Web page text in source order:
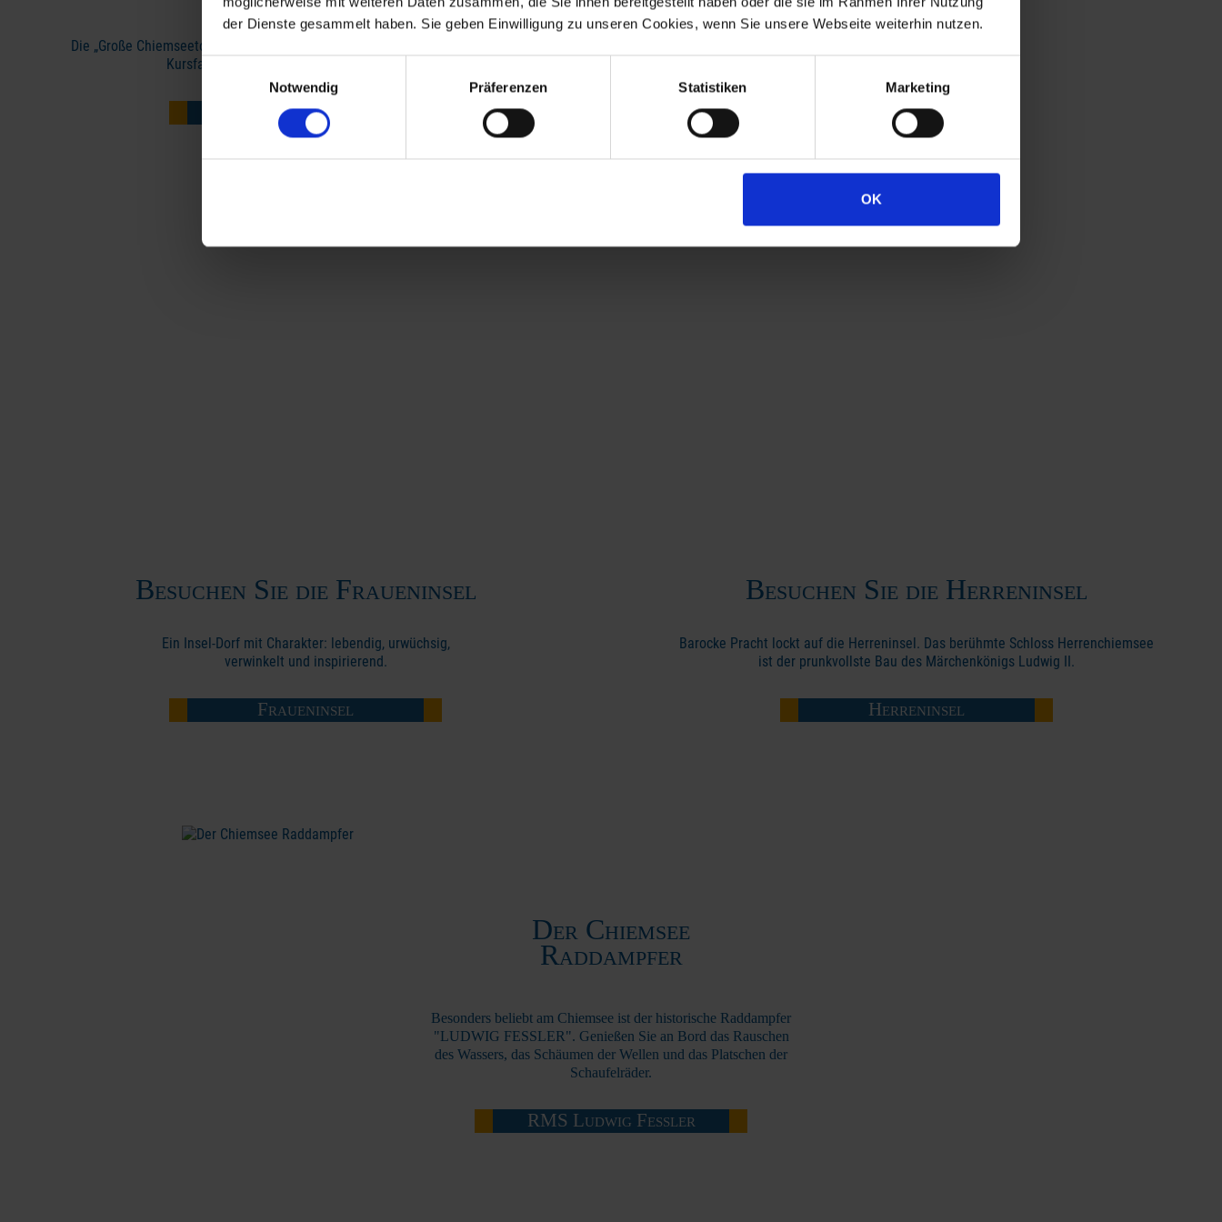
der Dienste gesammelt haben. Sie geben Einwilligung zu unseren Cookies, wenn Sie unsere Webseite weiterhin nutzen.
Einwilligungsauswahl
Notwendig
Präferenzen Statistiken Marketing
OK
Chieming.
Die „Große Chiemseetour“ wird ohne Halt in Seebruck durchgeführt. Alle übrigen
Kursfahrten verkehren gemäß Sommerfahrplan.
Niedrigwasser
Besuchen Sie die Fraueninsel
Ein Insel-Dorf mit Charakter: lebendig, urwüchsig,
verwinkelt und inspirierend.
Fraueninsel
Besuchen Sie die Herreninsel
Barocke Pracht lockt auf die Herreninsel. Das berühmte Schloss Herrenchiemsee
ist der prunkvollste Bau des Märchenkönigs Ludwig II.
Herreninsel
Der Chiemsee
Raddampfer
Besonders beliebt am Chiemsee ist der historische Raddampfer
"LUDWIG FESSLER". Genießen Sie an Bord das Rauschen
des Wassers, das Schäumen der Wellen und das Platschen der
Schaufelräder.
RMS Ludwig Fessler